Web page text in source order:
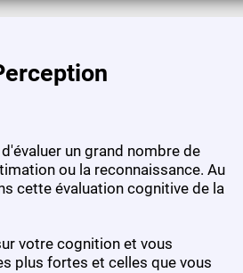
un grand nombre de
ou la reconnaissance. Au
cette évaluation cognitive de la
votre cognition et vous
plus fortes et celles que vous